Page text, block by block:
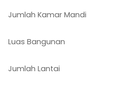
Jumlah Kamar Mandi
Luas Bangunan
Jumlah Lantai